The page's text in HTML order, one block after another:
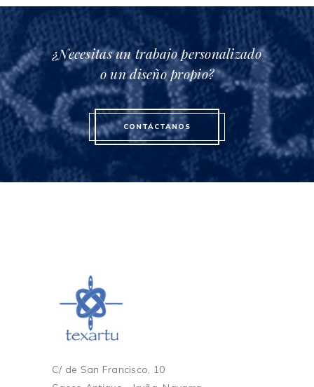
¿Necesitas un trabajo personalizado
o un diseño propio?
CONTÁCTANOS
C/ de San Francisco, 10